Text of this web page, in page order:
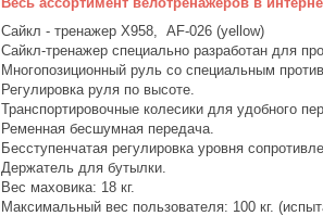
Сайкл - тренажер X958, AF-026 (yellow)
Сайкл-тренажер специально разработан для
Многопозиционный руль со специальным
Регулировка руля по высоте.
Транспортировочные колесики для удобного
Ременная бесшумная передача.
Бесступенчатая регулировка уровня
Держатель для бутылки.
Вес маховика: 18 кг.
Максимальный вес пользователя: 100 кг.